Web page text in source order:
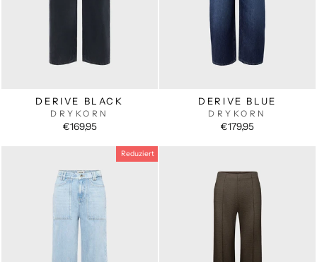
DERIVE BLACK
DRYKORN
€169,95
DERIVE BLUE
DRYKORN
€179,95
Reduziert